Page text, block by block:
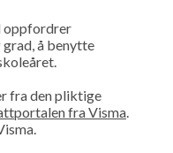
oppfordrer
å benytte
fra den pliktige
fra Visma.